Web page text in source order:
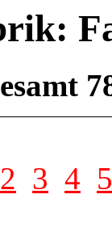
2 3 4 5